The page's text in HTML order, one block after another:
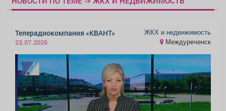
Телерадиокомпания «КВАНТ»
23.07.2026
ЖКХ и недвижимость
Междуреченск